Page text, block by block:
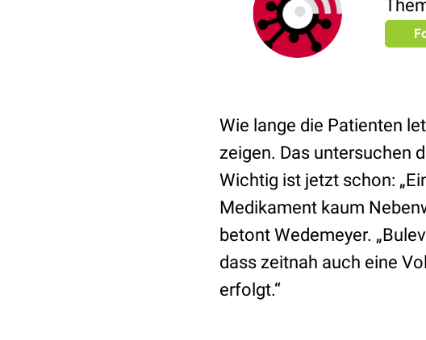
Wie lange die Patienten
zeigen. Das untersuchen
Wichtig ist jetzt schon:
Medikament kaum
betont Wedemeyer.
dass zeitnah auch eine
erfolgt.“